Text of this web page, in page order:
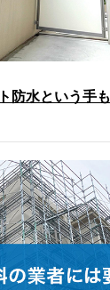
防水という手も